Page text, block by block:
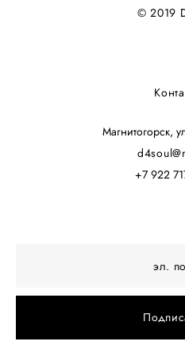
© 2019
Магнитогорск,
+7 922